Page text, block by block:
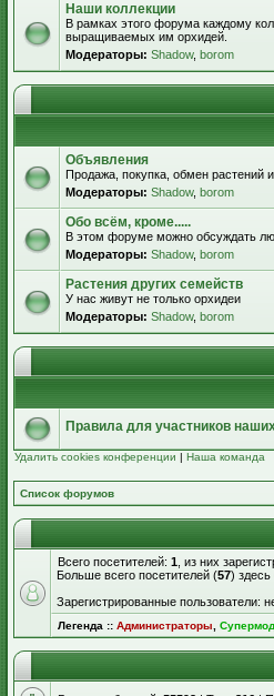
Наши коллекции
В рамках этого форума каждому
выращиваемых им орхидей.
Модераторы: Shadow, borom
Объявления
Продажа, покупка, обмен растений
Модераторы: Shadow, borom
Обо всём, кроме.....
В этом форуме можно обсуждать
Модераторы: Shadow, borom
Растения других семейств
У нас живут не только орхидеи
Модераторы: Shadow, borom
Правила для участников
Удалить cookies конференции | Наша команда
Список форумов
Всего посетителей: 1 , из них
Больше всего посетителей (57)
Зарегистрированные пользователи:
Легенда :: Администраторы